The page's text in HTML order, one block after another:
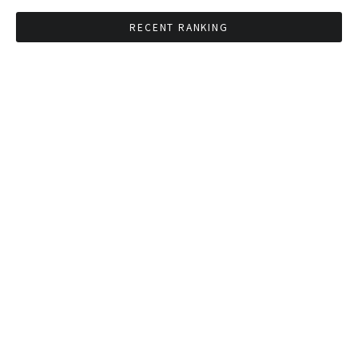
RECENT RANKING